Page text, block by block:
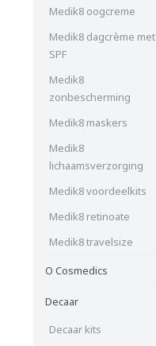
Medik8 oogcreme
Medik8 dagcrème met
SPF
Medik8
zonbescherming
Medik8 maskers
Medik8
lichaamsverzorging
Medik8 voordeelkits
Medik8 retinoate
Medik8 travelsize
O Cosmedics
Decaar
Decaar kits